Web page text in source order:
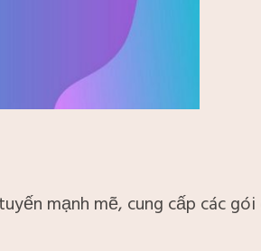
mạnh mẽ, cung cấp các